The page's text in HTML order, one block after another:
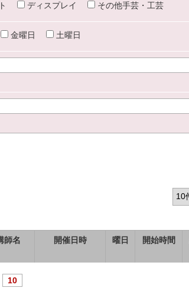
ディスプレイ その他手芸・工芸
金曜日 土曜日
師名 開催日時 曜日 開始時間
10